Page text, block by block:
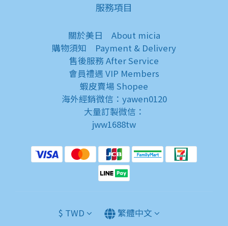
服務項目
關於美日 About micia
購物須知 Payment & Delivery
售後服務 After Service
會員禮遇 VIP Members
蝦皮賣場 Shopee
海外經銷微信：yawen0120
大量訂製微信：
jww1688tw
$ TWD 繁體中文